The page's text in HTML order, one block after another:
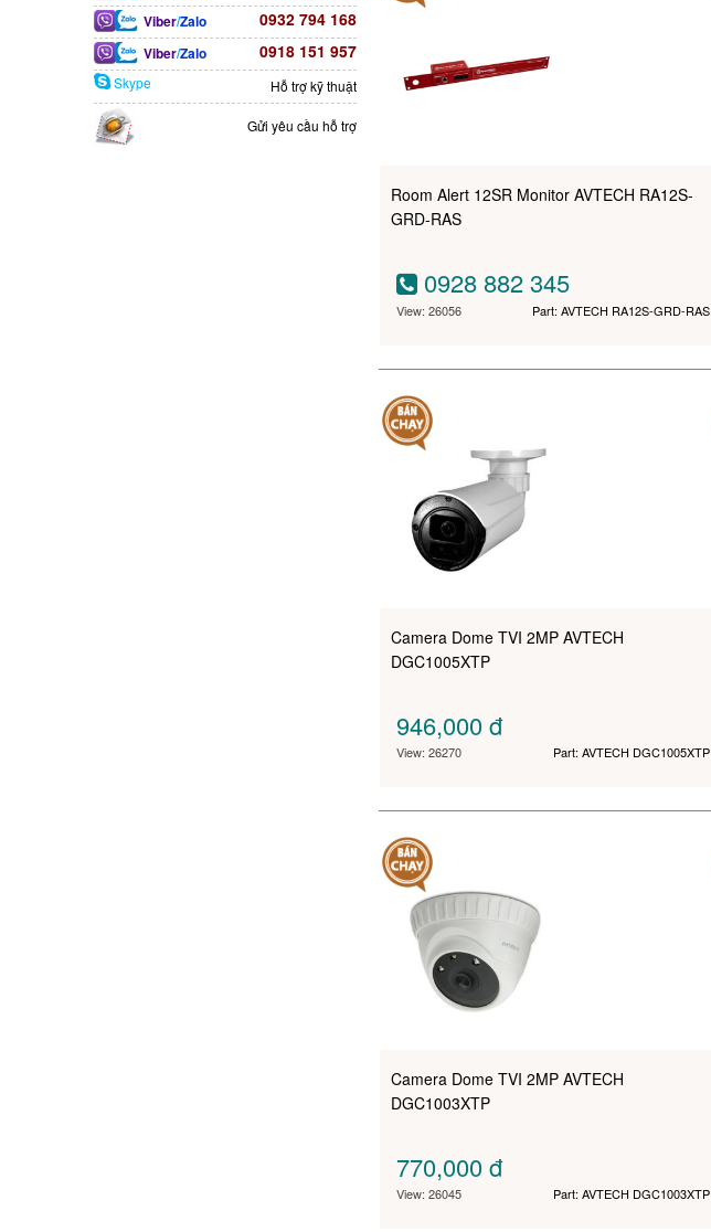
Viber/Zalo 0932 794 168
Viber/Zalo 0918 151 957
Skype Hỗ trợ kỹ thuật
Gửi yêu cầu hỗ trợ
Room Alert 12SR Monitor AVTECH RA12S-
GRD-RAS
0928 882 345
View: 26056 Part: AVTECH RA12S-GRD-RAS
Camera Dome TVI 2MP AVTECH
DGC1005XTP
946,000đ
View: 26270 Part: AVTECH DGC1005XTP
Camera Dome TVI 2MP AVTECH
DGC1003XTP
770,000đ
View: 26045 Part: AVTECH DGC1003XTP